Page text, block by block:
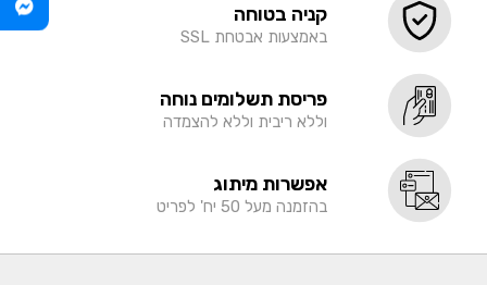
קניה בטוחה
באמצעות אבטחת SSL
פריסת תשלומים נוחה
וללא ריבית וללא להצמדה
אפשרות מיתוג
בהזמנה מעל 50 יח' לפריט